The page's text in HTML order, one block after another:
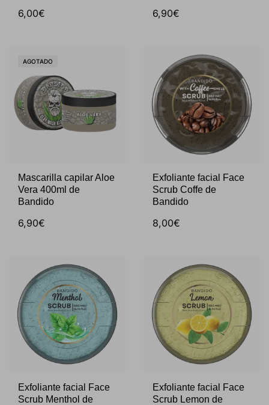
6,00€ 6,90€
AGOTADO
Mascarilla capilar Aloe
Vera 400ml de
Bandido
6,90€
Exfoliante facial Face
Scrub Coffe de
Bandido
8,00€
Exfoliante facial Face
Scrub Menthol de
Exfoliante facial Face
Scrub Lemon de